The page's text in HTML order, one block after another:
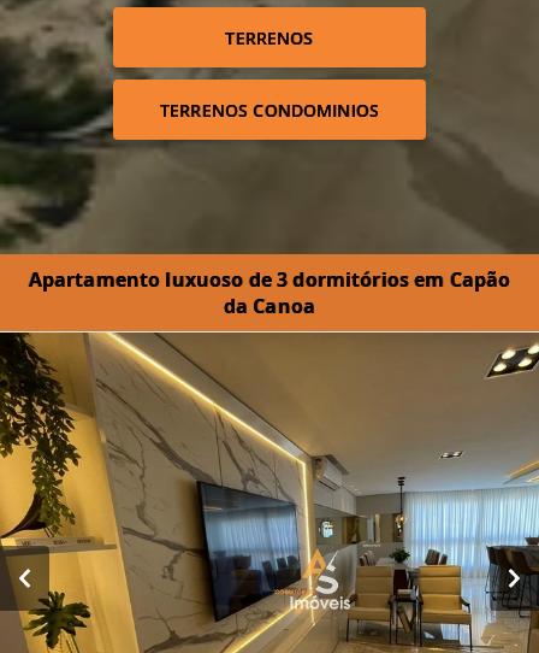
TERRENOS
TERRENOS CONDOMINIOS
Apartamento luxuoso de 3 dormitórios em Capão
da Canoa